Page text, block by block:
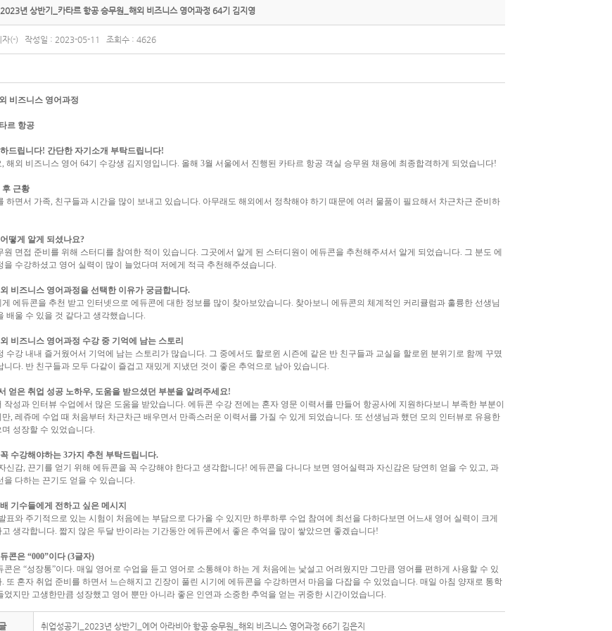
년 상반기_카타르 항공 승무원_해외 비즈니스 영어과정 64기 김지영
자(-) 작성일 : 2023-05-11 조회수 : 4626
비즈니스 영어과정
르 항공
드립니다! 간단한 자기소개 부탁드립니다!
, 해외 비즈니스 영어 64기 수강생 김지영입니다. 올해 3월 서울에서 진행된 카타르 항공 객실 승무원 채용에 최종합격하게 되었습니다!
후 근황
하면서 가족, 친구들과 시간을 많이 보내고 있습니다. 아무래도 해외에서 정착해야 하기 때문에 여러 물품이 필요해서 차근차근 준비하
떻게 알게 되셨나요?
원 면접 준비를 위해 스터디를 참여한 적이 있습니다. 그곳에서 알게 된 스터디원이 에듀콘을 추천해주셔서 알게 되었습니다. 그 분도 에
을 수강하셨고 영어 실력이 많이 늘었다며 저에게 적극 추천해주셨습니다.
비즈니스 영어과정을 선택한 이유가 궁금합니다.
게 에듀콘을 추천 받고 인터넷으로 에듀콘에 대한 정보를 많이 찾아보았습니다. 찾아보니 에듀콘의 체계적인 커리큘럼과 훌륭한 선생님
배울 수 있을 것 같다고 생각했습니다.
비즈니스 영어과정 수강 중 기억에 남는 스토리
수강 내내 즐거웠어서 기억에 남는 스토리가 많습니다. 그 중에서도 할로윈 시즌에 같은 반 친구들과 교실을 할로윈 분위기로 함께 꾸몄
니다. 반 친구들과 모두 다같이 즐겁고 재밌게 지냈던 것이 좋은 추억으로 남아 있습니다.
얻은 취업 성공 노하우, 도움을 받으셨던 부분을 알려주세요!
작성과 인터뷰 수업에서 많은 도움을 받았습니다. 에듀콘 수강 전에는 혼자 영문 이력서를 만들어 항공사에 지원하다보니 부족한 부분이
만, 레쥬메 수업 때 처음부터 차근차근 배우면서 만족스러운 이력서를 가질 수 있게 되었습니다. 또 선생님과 했던 모의 인터뷰로 유용한
성장할 수 있었습니다.
수강해야하는 3가지 추천 부탁드립니다.
신감, 끈기를 얻기 위해 에듀콘을 꼭 수강해야 한다고 생각합니다! 에듀콘을 다니다 보면 영어실력과 자신감은 당연히 얻을 수 있고, 과
을 다하는 끈기도 얻을 수 있습니다.
기수들에게 전하고 싶은 메시지
표와 주기적으로 있는 시험이 처음에는 부담으로 다가올 수 있지만 하루하루 수업 참여에 최선을 다하다보면 어느새 영어 실력이 크게
생각합니다. 짧지 않은 두달 반이라는 기간동안 에듀콘에서 좋은 추억을 많이 쌓았으면 좋겠습니다!
콘은 “000”이다(3글자)
콘은 “성장통”이다. 매일 영어로 수업을 듣고 영어로 소통해야 하는 게 처음에는 낯설고 어려웠지만 그만큼 영어를 편하게 사용할 수 있
. 또 혼자 취업 준비를 하면서 느슨해지고 긴장이 풀린 시기에 에듀콘을 수강하면서 마음을 다잡을 수 있었습니다. 매일 아침 양재로 통학
었지만 고생한만큼 성장했고 영어 뿐만 아니라 좋은 인연과 소중한 추억을 얻는 귀중한 시간이었습니다.
취업성공기_2023년 상반기_에어 아라비아 항공 승무원_해외 비즈니스 영어과정 66기 김은지